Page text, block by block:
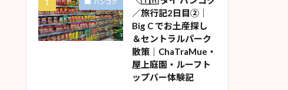
バンコク
／旅行記2日目②｜
Big C でお土産探し
＆セントラルパーク
散策｜ChaTraMue・
屋上庭園・ルーフト
ップバー体験記